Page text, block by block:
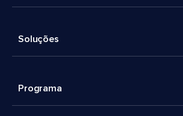
Soluções
Programa